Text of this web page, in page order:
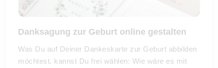
Danksagung zur Geburt online gestalten
Was Du auf Deiner Dankeskarte zur Geburt abbilden
möchtest, kannst Du frei wählen: Wie wäre es mit